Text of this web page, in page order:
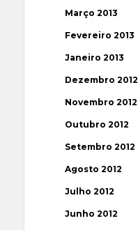
Março 2013
Fevereiro 2013
Janeiro 2013
Dezembro 2012
Novembro 2012
Outubro 2012
Setembro 2012
Agosto 2012
Julho 2012
Junho 2012